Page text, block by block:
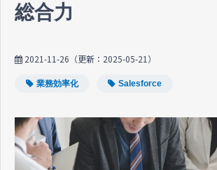
セミナー・イベント情報
運営会社
総合力
2021-11-26 （更新： 2025-05-21 ）
業務効率化 Salesforce